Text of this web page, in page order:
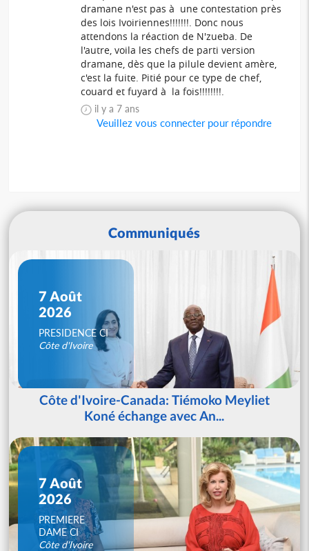
dramane n'est pas à une contestation près
des lois Ivoiriennes!!!!!!!. Donc nous
attendons la réaction de N'zueba. De
l'autre, voila les chefs de parti version
dramane, dès que la pilule devient amère,
c'est la fuite. Pitié pour ce type de chef,
couard et fuyard à la fois!!!!!!!!.
il y a 7 ans
Veuillez vous connecter pour répondre
Communiqués
7 Août
2026
PRESIDENCE CI
Côte d'Ivoire
Côte d'Ivoire-Canada: Tiémoko Meyliet
Koné échange avec An...
7 Août
2026
PREMIERE
DAME CI
Côte d'Ivoire